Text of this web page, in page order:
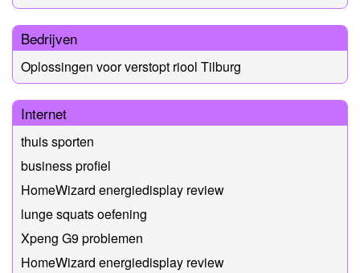
Bedrijven
Oplossingen voor verstopt riool Tilburg
Internet
thuis sporten
business profiel
HomeWizard energiedisplay review
lunge squats oefening
Xpeng G9 problemen
HomeWizard energiedisplay review